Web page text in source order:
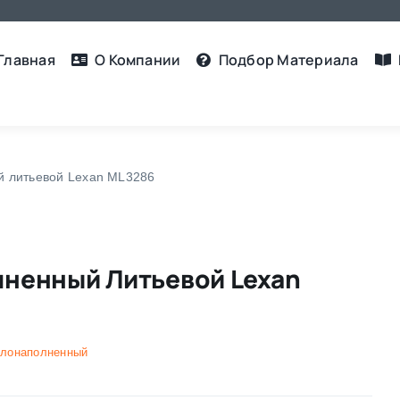
О Компании Подбор Материалa
литьевой Lexan ML3286
Литьевой Lexan